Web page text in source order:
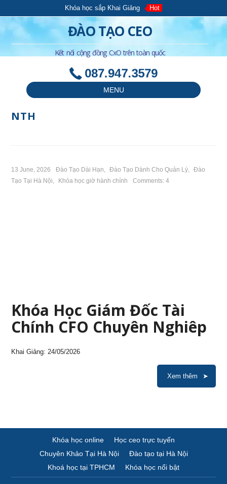
Khóa học sắp Khai Giảng Hot
ĐÀO TẠO CEO
Kết nối cộng đồng CxO trên toàn quốc
087.947.3579
MENU
NTH
13 June, 2026 Đào Tạo Dài Hạn, Đào Tạo Dành Cho Quản Lý,
Đào
Tạo Tại Hà Nội, Khóa học giờ hành chính Comments: 4
Khóa Học Giám Đốc Tài
Chính CFO Chuyên Nghiêp
Khai Giảng: 24/05/2026
Xem thêm
Khóa học online
Học ceo trực tuyến
Chuyên Khảo Tại Hà Nội
Đào tạo tại Hà Nội
Khoá học tại TPHCM
Khóa học nổi bật